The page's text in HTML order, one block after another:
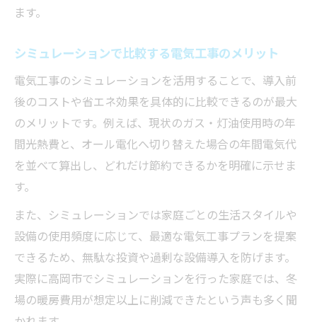
家庭設備に合わせた電気工事選びのポイント
家庭設備に最適な電気工事の選び方を解説
電気工事のシミュレーションで機器選定を
サポート
設備別に考える電気工事のポイント
電気工事業者選びとシミュレーションの活
家庭の設備状況に応じた電気工事の工夫
ます。
シミュレーションで比較する電気工事のメリット
電気工事のシミュレーションを活用することで、導入前
後のコストや省エネ効果を具体的に比較できるのが最大
のメリットです。例えば、現状のガス・灯油使用時の年
間光熱費と、オール電化へ切り替えた場合の年間電気代
を並べて算出し、どれだけ節約できるかを明確に示せま
す。
また、シミュレーションでは家庭ごとの生活スタイルや
設備の使用頻度に応じて、最適な電気工事プランを提案
できるため、無駄な投資や過剰な設備導入を防げます。
実際に高岡市でシミュレーションを行った家庭では、冬
場の暖房費用が想定以上に削減できたという声も多く聞